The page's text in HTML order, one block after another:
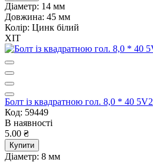
Діаметр: 14 мм
Довжина: 45 мм
Колір: Цинк білий
ХІТ
Болт із квадратною гол. 8,0 * 40 5V2
Код: 59449
В наявності
5.00 ₴
Купити
Діаметр: 8 мм